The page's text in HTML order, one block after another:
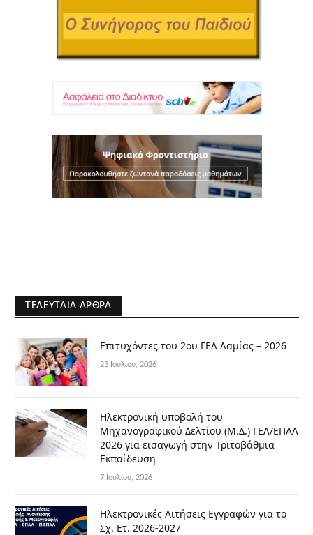
ΤΕΛΕΥΤΑΊΑ ΆΡΘΡΑ
Επιτυχόντες του 2ου ΓΕΛ Λαμίας – 2026
23 Ιουλίου, 2026
Ηλεκτρονική υποβολή του
Μηχανογραφικού Δελτίου (Μ.Δ.) ΓΕΛ/ΕΠΑΛ
2026 για εισαγωγή στην Τριτοβάθμια
Εκπαίδευση
7 Ιουλίου, 2026
Ηλεκτρονικές Αιτήσεις Εγγραφών για το
Σχ. Ετ. 2026-2027